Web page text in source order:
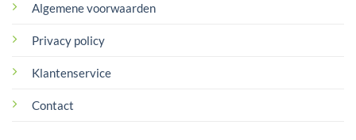
Algemene voorwaarden
Privacy policy
Klantenservice
Contact